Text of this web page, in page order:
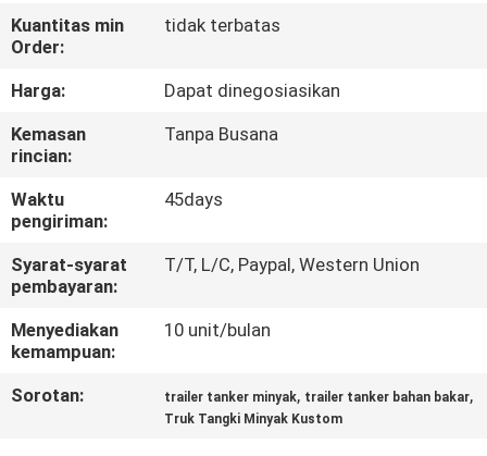
KONTROL
KUALITAS
HUBUNGI
KAMI
BERITA
PERMINTAAN
PENAWARAN
Kuantitas min
Order:
tidak terbatas
Harga:
Dapat dinegosiasikan
Kemasan
rincian:
Tanpa Busana
Waktu
pengiriman:
45days
Syarat-syarat
pembayaran:
T/T, L/C, Paypal, Western Union
Menyediakan
kemampuan:
10 unit/bulan
Sorotan: trailer tanker minyak, trailer tanker bahan bakar,
Truk Tangki Minyak Kustom